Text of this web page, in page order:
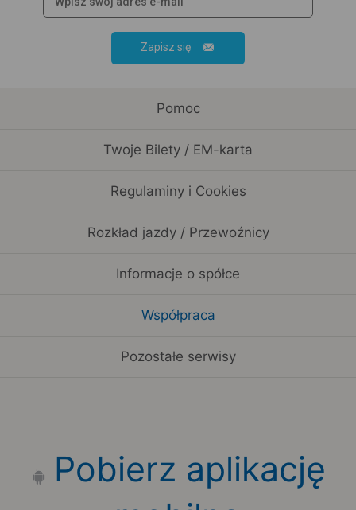
Zapisz się
Pomoc
Twoje Bilety / EM-karta
Regulaminy i Cookies
Rozkład jazdy / Przewoźnicy
Informacje o spółce
Współpraca
Pozostałe serwisy
Pobierz aplikację